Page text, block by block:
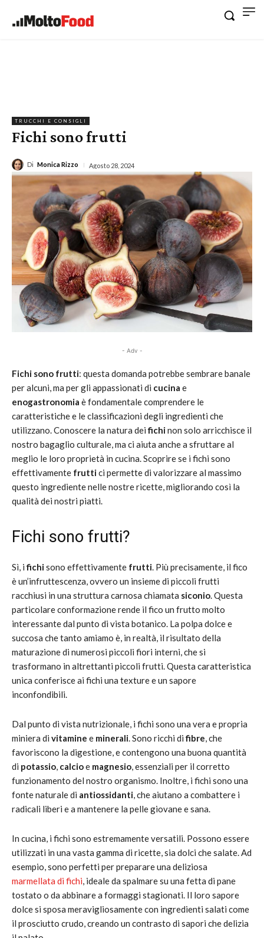
TRUCCHI E CONSIGLI
Fichi sono frutti
Di Monica Rizzo Agosto 28, 2024
- Adv -
Fichi sono frutti: questa domanda potrebbe sembrare banale
per alcuni, ma per gli appassionati di cucina e
enogastronomia è fondamentale comprendere le
caratteristiche e le classificazioni degli ingredienti che
utilizzano. Conoscere la natura deifichinon solo arricchisce il
nostro bagaglio culturale, ma ci aiuta anche a sfruttare al
meglio le loro proprietà in cucina. Scoprire se i fichi sono
effettivamente fruttici permette di valorizzare al massimo
questo ingrediente nelle nostre ricette, migliorando così la
qualità dei nostri piatti.
Fichi sono frutti?
Sì, ifichisono effettivamente frutti. Più precisamente, il fico
è un’infruttescenza, ovvero un insieme di piccoli frutti
racchiusi in una struttura carnosa chiamata siconio. Questa
particolare conformazione rende il fico un frutto molto
interessante dal punto di vista botanico. La polpa dolce e
succosa che tanto amiamo è, in realtà, il risultato della
maturazione di numerosi piccoli fiori interni, che si
trasformano in altrettanti piccoli frutti. Questa caratteristica
unica conferisce ai fichi una texture e un sapore
inconfondibili.
Dal punto di vista nutrizionale, i fichi sono una vera e propria
miniera di vitamine e minerali. Sono ricchi difibre, che
favoriscono la digestione, e contengono una buona quantità
di potassio, calcioe magnesio, essenziali per il corretto
funzionamento del nostro organismo. Inoltre, i fichi sono una
fonte naturale di antiossidanti, che aiutano a combattere i
radicali liberi e a mantenere la pelle giovane e sana.
In cucina, i fichi sono estremamente versatili. Possono essere
utilizzati in una vasta gamma di ricette, sia dolci che salate. Ad
esempio, sono perfetti per preparare una deliziosa
marmellata di fichi, ideale da spalmare su una fetta di pane
tostato o da abbinare a formaggi stagionati. Il loro sapore
dolce si sposa meravigliosamente con ingredienti salati come
il prosciutto crudo, creando un contrasto di sapori che delizia